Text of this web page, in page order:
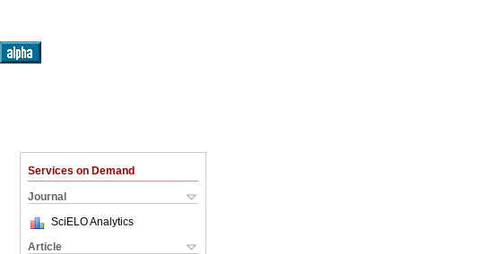
Services on Demand
Journal
SciELO Analytics
Article